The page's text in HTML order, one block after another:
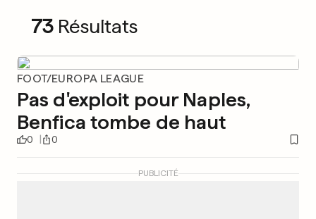
73 Résultats
FOOT/EUROPA LEAGUE
Pas d'exploit pour Naples,
Benfica tombe de haut
0 0
PUBLICITÉ